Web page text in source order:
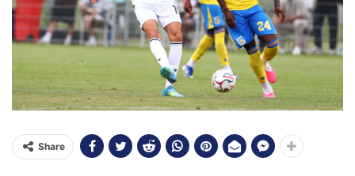
Share